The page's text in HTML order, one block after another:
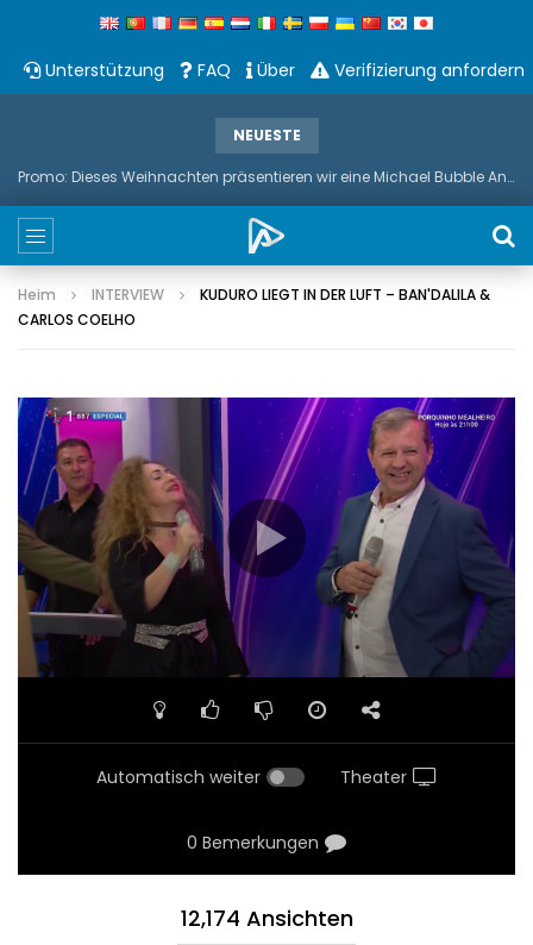
Unterstützung FAQ Über Verifizierung anfordern
NEUESTE
Promo: Dieses Weihnachten präsentieren wir eine Michael Bubble And Sax Duets
Heim INTERVIEW
KUDURO LIEGT IN DER LUFT – BAN'DALILA &
CARLOS COELHO
Automatisch weiter Theater
0 Bemerkungen
12,174 Ansichten